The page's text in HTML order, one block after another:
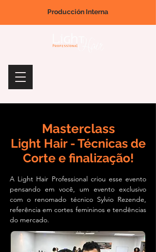
Producción Interna
Masterclass
Light Hair - Técnicas de
Corte e finalização!
A Light Hair Professional criou esse evento
pensando em você, um evento exclusivo
com o renomado técnico Sylvio Rezende,
referência em cortes femininos e tendências
do mercado.